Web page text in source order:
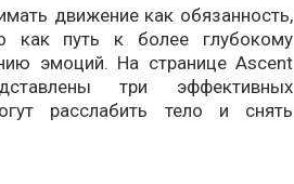
движение как обязанность,
как путь к более глубокому
эмоций. На странице Ascent
три эффективных
расслабить тело и снять